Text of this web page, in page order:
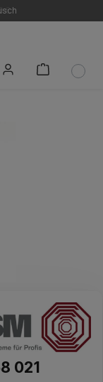
€
021